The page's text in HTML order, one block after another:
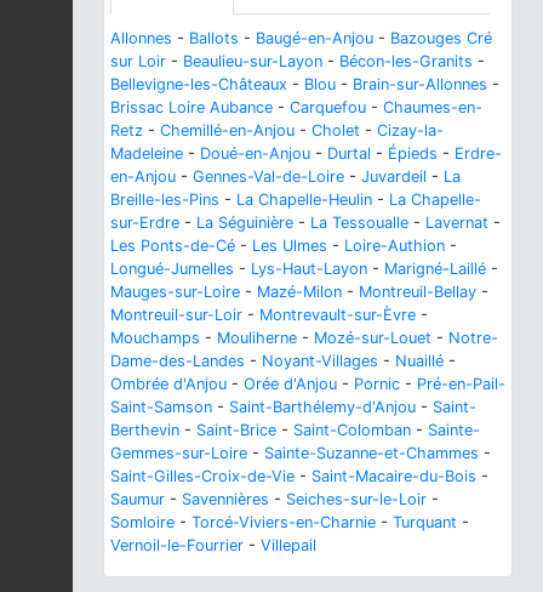
Allonnes - Ballots - Baugé-en-Anjou - Bazouges Cré
sur Loir - Beaulieu-sur-Layon - Bécon-les-Granits -
Bellevigne-les-Châteaux - Blou - Brain-sur-Allonnes -
Brissac Loire Aubance - Carquefou - Chaumes-en-
Retz - Chemillé-en-Anjou - Cholet - Cizay-la-
Madeleine - Doué-en-Anjou - Durtal - Épieds - Erdre-
en-Anjou - Gennes-Val-de-Loire - Juvardeil - La
Breille-les-Pins - La Chapelle-Heulin - La Chapelle-
sur-Erdre - La Séguinière - La Tessoualle - Lavernat -
Les Ponts-de-Cé - Les Ulmes - Loire-Authion -
Longué-Jumelles - Lys-Haut-Layon - Marigné-Laillé -
Mauges-sur-Loire - Mazé-Milon - Montreuil-Bellay -
Montreuil-sur-Loir - Montrevault-sur-Èvre -
Mouchamps - Mouliherne - Mozé-sur-Louet - Notre-
Dame-des-Landes - Noyant-Villages - Nuaillé -
Ombrée d'Anjou - Orée d'Anjou - Pornic - Pré-en-Pail-
Saint-Samson - Saint-Barthélemy-d'Anjou - Saint-
Berthevin - Saint-Brice - Saint-Colomban - Sainte-
Gemmes-sur-Loire - Sainte-Suzanne-et-Chammes -
Saint-Gilles-Croix-de-Vie - Saint-Macaire-du-Bois -
Saumur - Savennières - Seiches-sur-le-Loir -
Somloire - Torcé-Viviers-en-Charnie - Turquant -
Vernoil-le-Fourrier - Villepail